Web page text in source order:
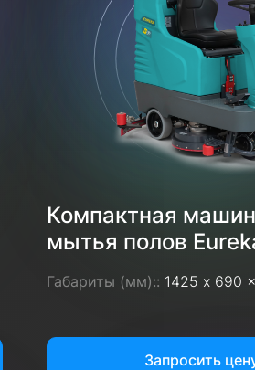
Компактная
мытья полов
Габариты (мм):: 1425 x 690
Запросить